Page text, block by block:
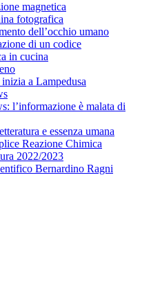
magnetica
fotografica
dell’occhio umano
di un codice
in cucina
a Lampedusa
l’informazione è malata di
e essenza umana
Reazione Chimica
2022/2023
Bernardino Ragni